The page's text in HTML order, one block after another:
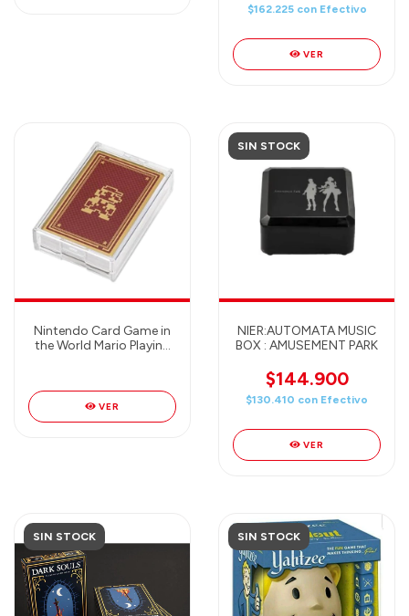
$162.225 con Efectivo
VER
Nintendo Card Game in
the World Mario Playing
VER
SIN STOCK
NIER:AUTOMATA MUSIC
BOX : AMUSEMENT PARK
$144.900
$130.410 con Efectivo
VER
SIN STOCK SIN STOCK